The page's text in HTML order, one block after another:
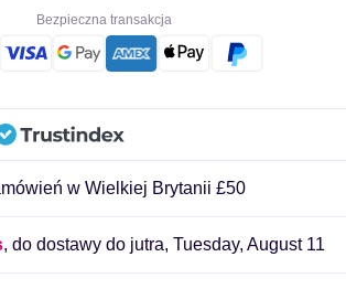
i oryginalne produkty, z szybką dostawą następnego dnia.
Bezpieczna transakcja
w Wielkiej Brytanii £50
, do dostawy do jutra, Tuesday, August 11